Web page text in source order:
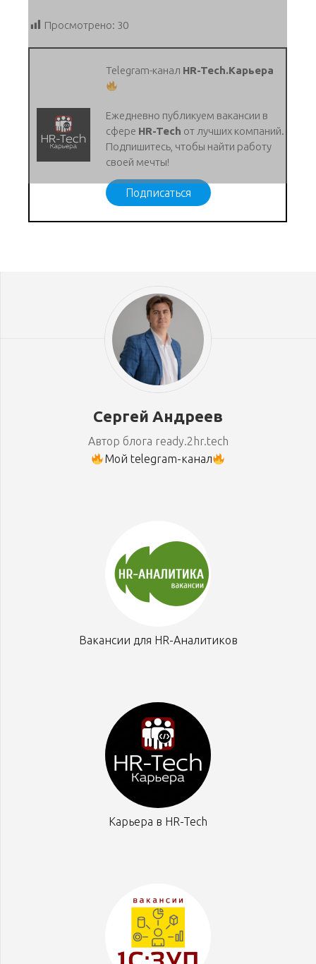
Просмотрено: 30
Telegram-канал HR-Tech.Карьера
Ежедневно публикуем вакансии в
сфере HR-Tech от лучших компаний.
Подпишитесь, чтобы найти работу
своей мечты!
Подписаться
Сергей Андреев
Автор блога ready.2hr.tech
Мой telegram-канал
Вакансии для HR-Аналитиков
Карьера в HR-Tech